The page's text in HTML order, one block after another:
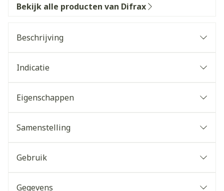
Bekijk alle producten van Difrax
Beschrijving
Indicatie
Eigenschappen
leren van de juiste drinkhouding
haar hoofd niet achterover hoeft te buigen
Samenstelling
Gebruik
Gegevens